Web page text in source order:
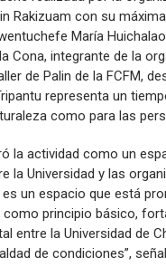
Rakizuam con su
María
Cona, integrante de la
de Palin de la FCFM,
representa un
como para las
la actividad como un
la Universidad y las
es un espacio que está
como principio básico,
entre la Universidad de
de condiciones”,